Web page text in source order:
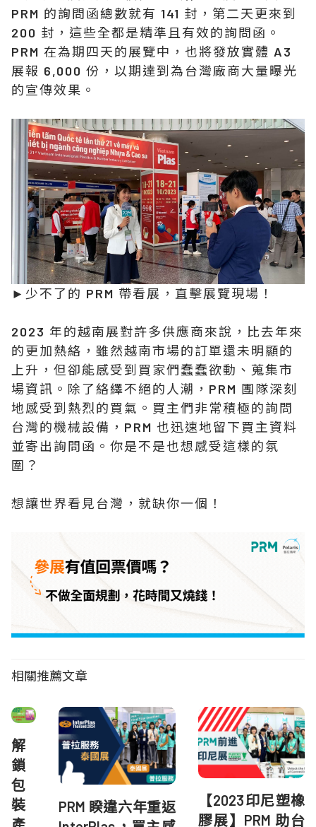
PRM 的詢問函總數就有 141 封，第二天更來到
200 封，這些全都是精準且有效的詢問函。
PRM 在為期四天的展覽中，也將發放實體 A3
展報 6,000 份，以期達到為台灣廠商大量曝光
的宣傳效果。
►少不了的 PRM 帶看展，直擊展覽現場！
2023 年的越南展對許多供應商來說，比去年來
的更加熱絡，雖然越南市場的訂單還未明顯的
上升，但卻能感受到買家們蠢蠢欲動、蒐集市
場資訊。除了絡繹不絕的人潮，PRM 團隊深刻
地感受到熱烈的買氣。買主們非常積極的詢問
台灣的機械設備，PRM 也迅速地留下買主資料
並寄出詢問函。你是不是也想感受這樣的氛
圍？
想讓世界看見台灣，就缺你一個！
相關推薦文章
解
鎖
包
裝
PRM 睽違六年重返
【2023印尼塑橡
膠展】PRM 助台